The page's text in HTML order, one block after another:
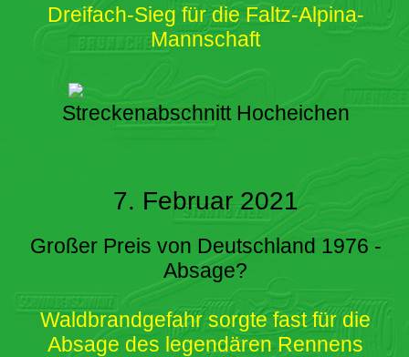
Dreifach-Sieg für die Faltz-Alpina-
Mannschaft
Streckenabschnitt Hocheichen
7. Februar 2021
Großer Preis von Deutschland 1976 -
Absage?
Waldbrandgefahr sorgte fast für die
Absage des legendären Rennens